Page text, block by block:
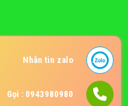
Nhắn tin zalo
Gọi : 0943980980